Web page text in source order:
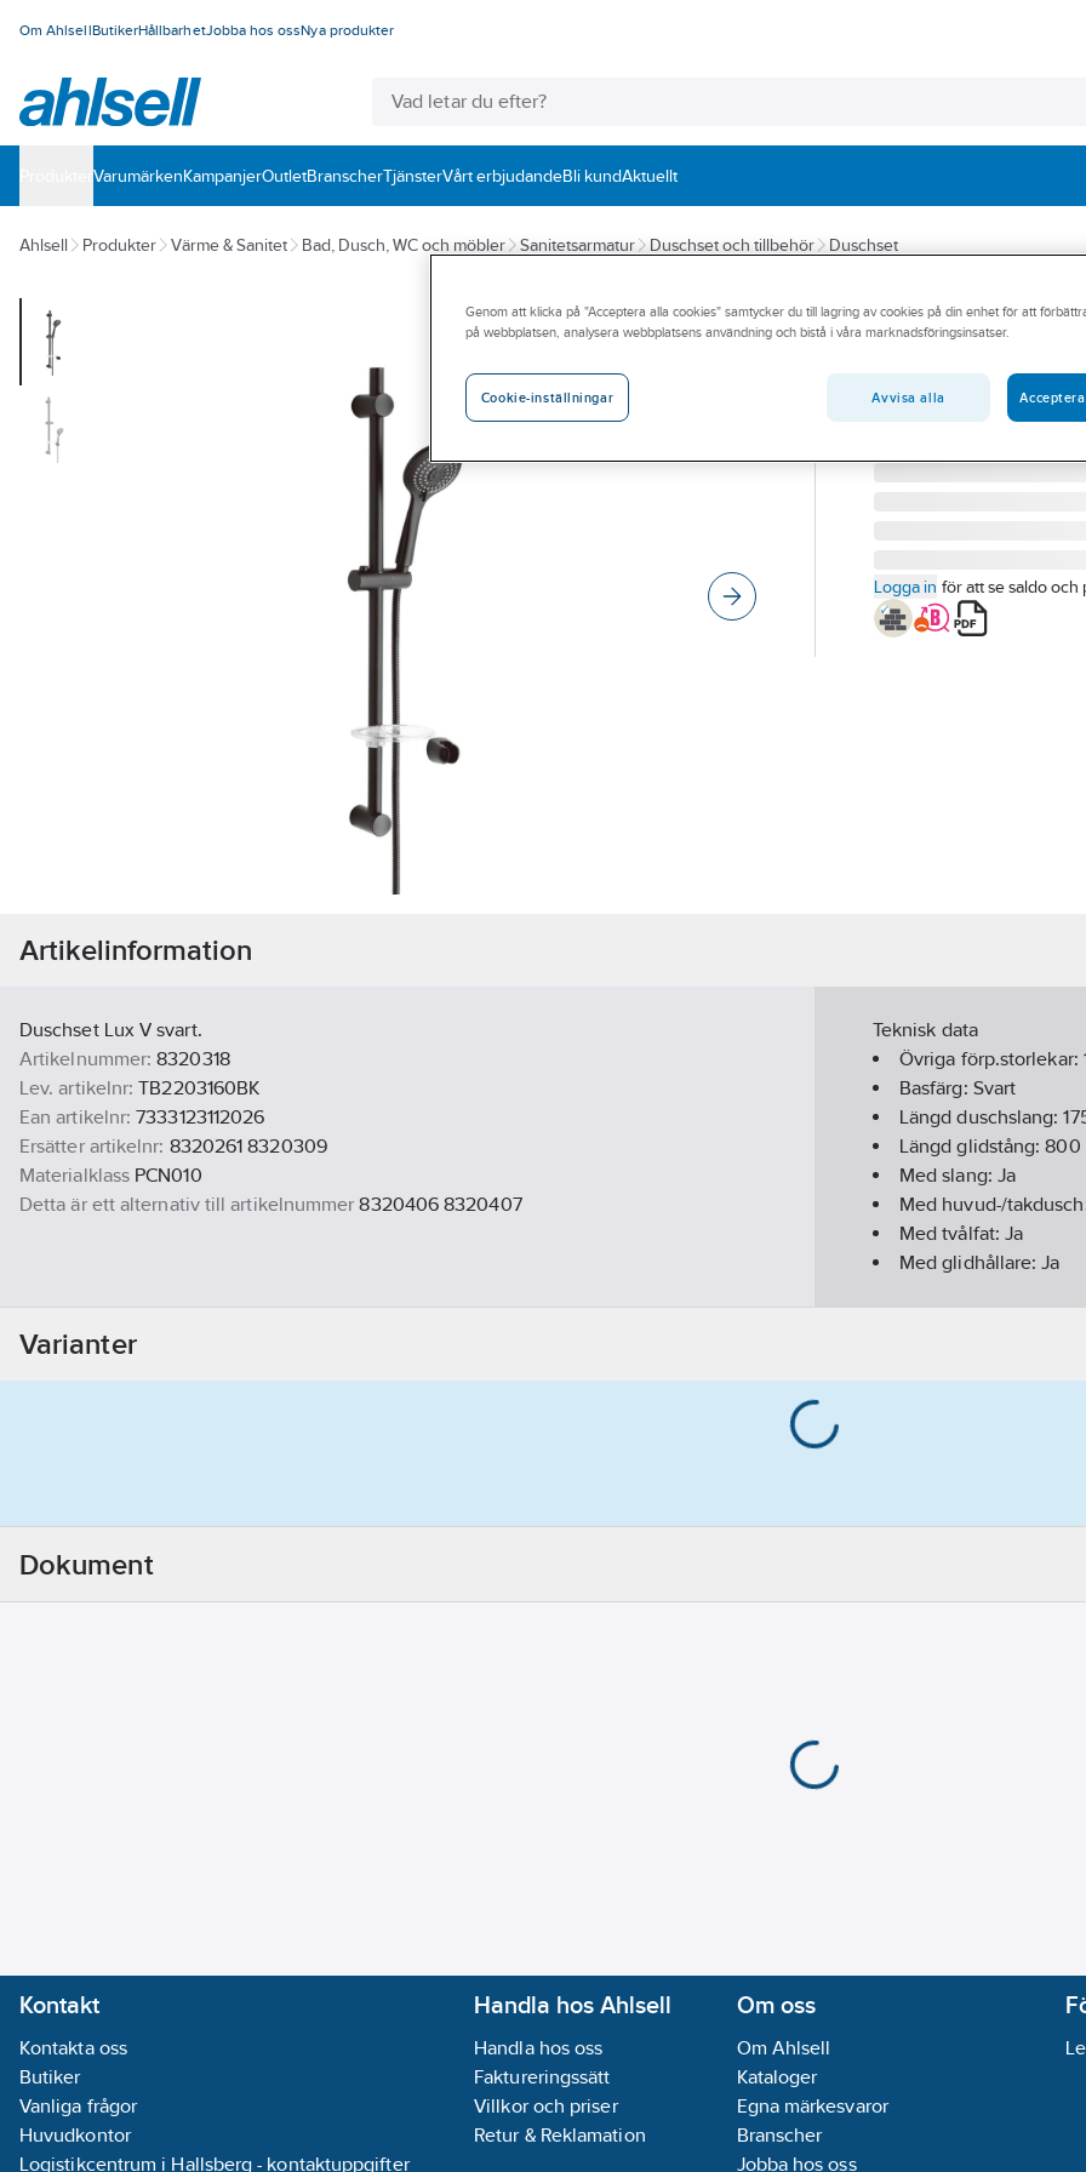
Om AhlsellButikerHållbarhetJobba hos ossNya produkter
VarumärkenKampanjerOutletBranscherTjänsterVårt erbjudandeBli kundAktuellt
Ahlsell Produkter Värme & Sanitet Bad, Dusch, WC och möbler Sanitetsarmatur Duschset och tillbehör Duschset
A-COLLECTION
Duschset Lux V
A-COLLECTION LUX V
Artikelnummer:
8320318
TB2203160BK
Logga in för att se saldo och
Artikelinformation
Duschset Lux V svart.
Artikelnummer: 8320318
Lev. artikelnr: TB2203160BK
Ean artikelnr: 7333123112026
Ersätter artikelnr: 8320261 8320309
Materialklass PCN010
Detta är ett alternativ till artikelnummer 8320406 8320407
Teknisk data
Övriga förp.storlekar:
Basfärg: Svart
Längd duschslang:
Längd glidstång:800
Med slang: Ja
Med huvud-/
Med tvålfat:Ja
Med glidhållare:Ja
Utförande:LUX II
Varianter
Dokument
Kontakt
Kontakta oss
Butiker
Vanliga frågor
Huvudkontor
Logistikcentrum i Hallsberg - kontaktuppgifter
Handla hos Ahlsell
Handla hos oss
Faktureringssätt
Villkor och priser
Retur & Reklamation
Om oss
Om Ahlsell
Kataloger
Egna märkesvaror
Branscher
Jobba hos oss
Genom att klicka på "Acceptera alla cookies" samtycker du till lagring av cookies på din enhet för att
på webbplatsen, analysera webbplatsens användning och bistå i våra marknadsföringsinsatser.
Cookie-inställningar Avvisa alla